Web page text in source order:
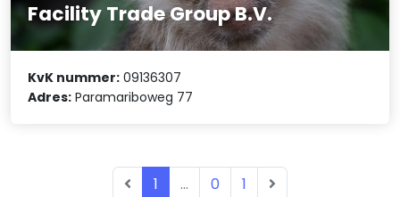
Facility Trade Group B.V.
KvK nummer: 09136307
Adres: Paramariboweg 77
1 ... 0 1